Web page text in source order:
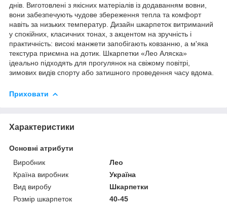
днів. Виготовлені з якісних матеріалів із додаванням вовни,
вони забезпечують чудове збереження тепла та комфорт
навіть за низьких температур. Дизайн шкарпеток витриманий
у спокійних, класичних тонах, з акцентом на зручність і
практичність: високі манжети запобігають ковзанню, а м'яка
текстура приємна на дотик. Шкарпетки «Лео Аляска»
ідеально підходять для прогулянок на свіжому повітрі,
зимових видів спорту або затишного проведення часу вдома.
Приховати
Характеристики
Основні атрибути
Виробник
Лео
Країна виробник
Україна
Вид виробу
Шкарпетки
Розмір шкарпеток
40-45